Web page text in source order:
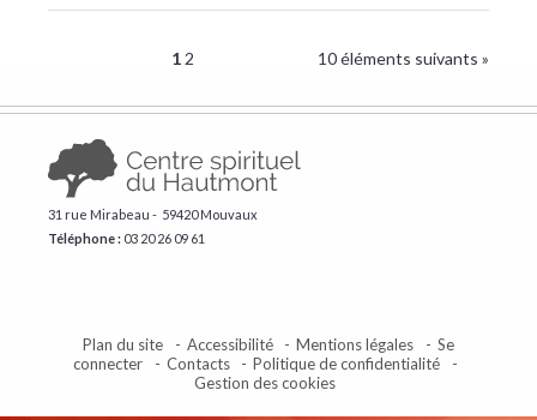
10 éléments suivants »
12
31 rue Mirabeau - 59420 Mouvaux
Téléphone : ​03 20 26 09 61
Plan du site Accessibilité Mentions légales
Se
connecter
Contacts
Politique de confidentialité
Gestion des cookies